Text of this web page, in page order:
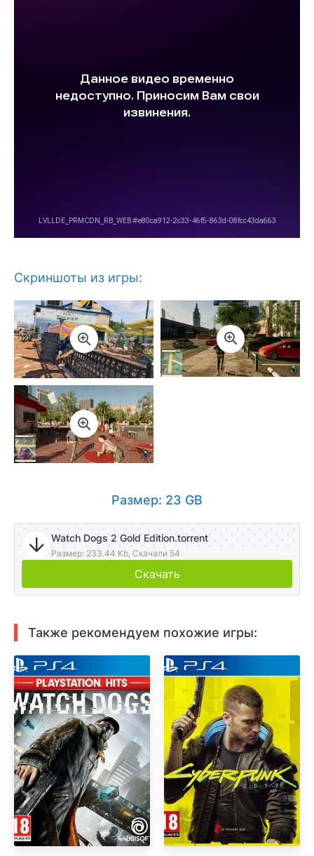
Скриншоты из игры:
Размер: 23 GB
Watch Dogs 2 Gold Edition.torrent
Размер: 233.44 Kb, Скачали 54
Скачать
Также рекомендуем похожие игры: